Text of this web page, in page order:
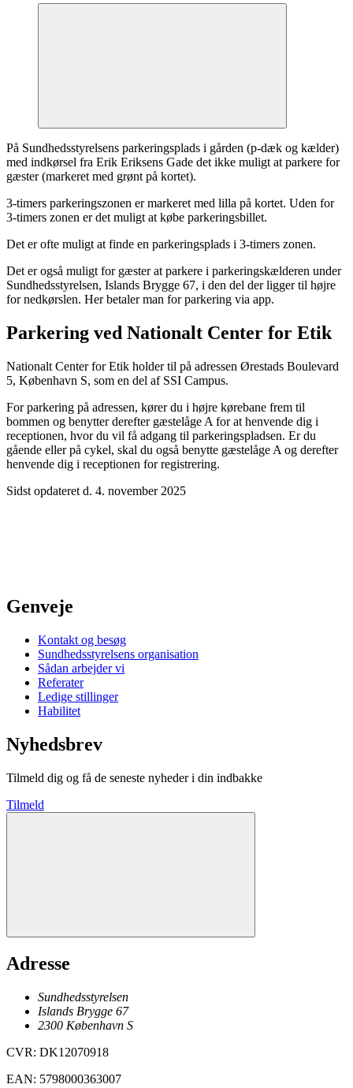
På Sundhedsstyrelsens parkeringsplads i gården (p-dæk og kælder)
med indkørsel fra Erik Eriksens Gade det ikke muligt at parkere for
gæster (markeret med grønt på kortet).
3-timers parkeringszonen er markeret med lilla på kortet. Uden for
3-timers zonen er det muligt at købe parkeringsbillet.
Det er ofte muligt at finde en parkeringsplads i 3-timers zonen.
Det er også muligt for gæster at parkere i parkeringskælderen under
Sundhedsstyrelsen, Islands Brygge 67, i den del der ligger til højre
for nedkørslen. Her betaler man for parkering via app.
Parkering ved Nationalt Center for Etik
Nationalt Center for Etik holder til på adressen Ørestads Boulevard
5, København S, som en del af SSI Campus.
For parkering på adressen, kører du i højre kørebane frem til
bommen og benytter derefter gæstelåge A for at henvende dig i
receptionen, hvor du vil få adgang til parkeringspladsen. Er du
gående eller på cykel, skal du også benytte gæstelåge A og derefter
henvende dig i receptionen for registrering.
Sidst opdateret d. 4. november 2025
Genveje
Kontakt og besøg
Sundhedsstyrelsens organisation
Sådan arbejder vi
Referater
Ledige stillinger
Habilitet
Nyhedsbrev
Tilmeld dig og få de seneste nyheder i din indbakke
Tilmeld
Adresse
Sundhedsstyrelsen
Islands Brygge 67
2300 København S
CVR: DK12070918
EAN: 5798000363007